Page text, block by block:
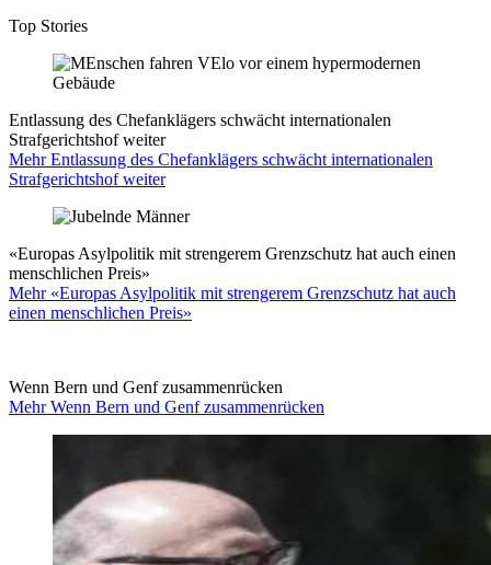
Top Stories
Entlassung des Chefanklägers schwächt internationalen
Strafgerichtshof weiter
Mehr Entlassung des Chefanklägers schwächt internationalen
Strafgerichtshof weiter
«Europas Asylpolitik mit strengerem Grenzschutz hat auch einen
menschlichen Preis»
Mehr «Europas Asylpolitik mit strengerem Grenzschutz hat auch
einen menschlichen Preis»
Wenn Bern und Genf zusammenrücken
Mehr Wenn Bern und Genf zusammenrücken